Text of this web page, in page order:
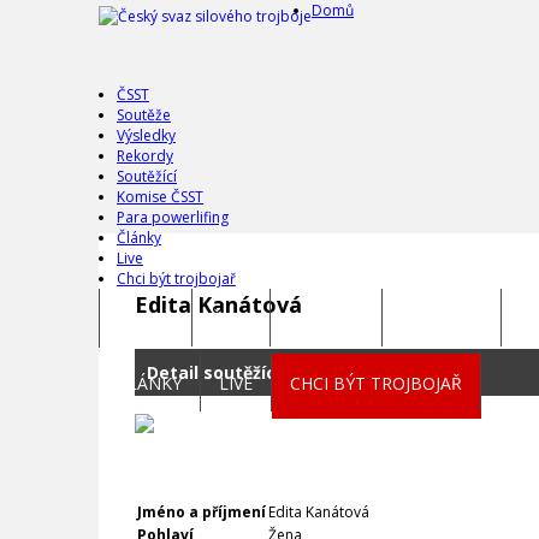
Domů
ČSST
Soutěže
Výsledky
Rekordy
Soutěžící
Komise ČSST
Para powerlifing
Články
Live
Chci být trojbojař
DOMŮ ČSST SOUTĚŽE
ČLÁNKY LIVE CHCI BÝT TROJBOJAŘ
Edita Kanátová
Detail soutěžícího
Jméno a příjmeníEdita Kanátová
Pohlaví
Žena